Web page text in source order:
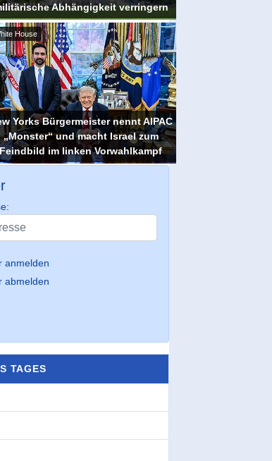
Abhängigkeit verringern
House
Yorks Bürgermeister nennt AIPAC
„Monster“ und macht Israel zum
Feindbild im linken Vorwahlkampf
anmelden
abmelden
TAGES